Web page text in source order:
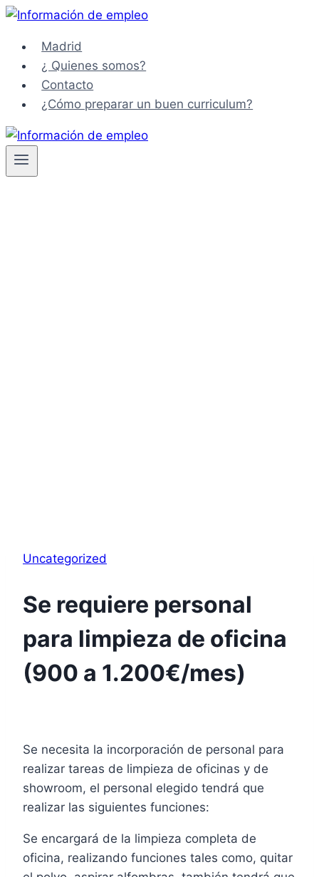
Saltar
contenidoMadrid
¿ Quienes somos?
Contacto
¿Cómo preparar un buen curriculum?
Uncategorized
Se requiere personal
para limpieza de oficina
(900 a 1.200€/mes)
Se necesita la incorporación de personal para
realizar tareas de limpieza de oficinas y de
showroom, el personal elegido tendrá que
realizar las siguientes funciones:
Se encargará de la limpieza completa de
oficina, realizando funciones tales como, quitar